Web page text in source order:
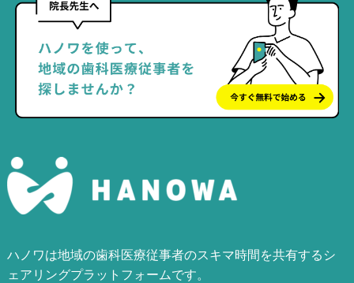
ハノワは地域の歯科医療従事者のスキマ時間を共有するシ
ェアリングプラットフォームです。